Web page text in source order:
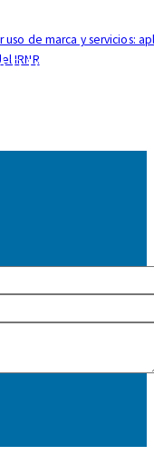
N°73
uso de marca y servicios:
IRNR